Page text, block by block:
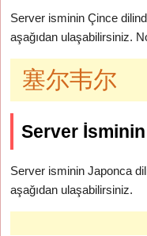
Server isminin Çince
aşağıdan ulaşabilirsiniz.
塞尔韦尔
Server İsminin
Server isminin Japonca
aşağıdan ulaşabilirsiniz.